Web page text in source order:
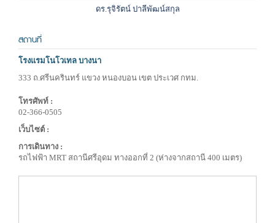
ดร.รุจิรัตน์ ปาลีพัฒน์สกุล
สถานที่
โรงแรมโนโวเทล บางนา
333 ถ.ศรีนครินทร์ แขวง หนองบอน เขต ประเวศ กทม.
โทรศัพท์ :
02-366-0505
เว็บไซต์ :
การเดินทาง :
รถไฟฟ้า MRT สถานีศรีอุดม ทางออกที่ 2 (ห่างจากสถานี 400 เมตร)